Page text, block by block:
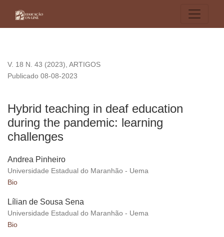
V. 18 N. 43 (2023), ARTIGOS
Hybrid teaching in deaf education
during the pandemic: learning
challenges
Publicado 08-08-2023
Andrea Pinheiro
Universidade Estadual do Maranhão - Uema
Bio
Lílian de Sousa Sena
Universidade Estadual do Maranhão - Uema
Bio